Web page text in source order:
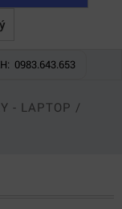
0983.643.653
- LAPTOP /